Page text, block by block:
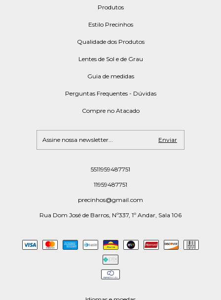
Produtos
Estilo Precinhos
Qualidade dos Produtos
Lentes de Sol e de Grau
Guia de medidas
Perguntas Frequentes - Dúvidas
Compre no Atacado
5511959487751
11959487751
precinhos@gmail.com
Rua Dom José de Barros, Nº337, 1º Andar, Sala 106